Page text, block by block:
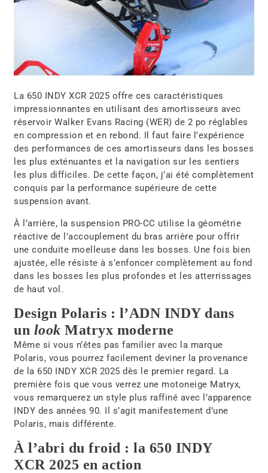
La 650 INDY XCR 2025 offre ces caractéristiques
impressionnantes en utilisant des amortisseurs avec
réservoir Walker Evans Racing (WER) de 2 po réglables
en compression et en rebond. Il faut faire l’expérience
des performances de ces amortisseurs dans les bosses
les plus exténuantes et la navigation sur les sentiers
les plus difficiles. De cette façon, j’ai été complètement
conquis par la performance supérieure de cette
suspension avant.
À l’arrière, la suspension PRO-CC utilise la géométrie
réactive de l’accouplement du bras arrière pour offrir
une conduite moelleuse dans les bosses. Une fois bien
ajustée, elle résiste à s’enfoncer complètement au fond
dans les bosses les plus profondes et les atterrissages
de haut vol.
Design Polaris : l’ADN INDY dans
un look Matryx moderne
Même si vous n’êtes pas familier avec la marque
Polaris, vous pourrez facilement deviner la provenance
de la 650 INDY XCR 2025 dès le premier regard. La
première fois que vous verrez une motoneige Matryx,
vous remarquerez un style plus raffiné avec l’apparence
INDY des années 90. Il s’agit manifestement d’une
Polaris, mais différente.
À l’abri du froid : la 650 INDY
XCR 2025 en action